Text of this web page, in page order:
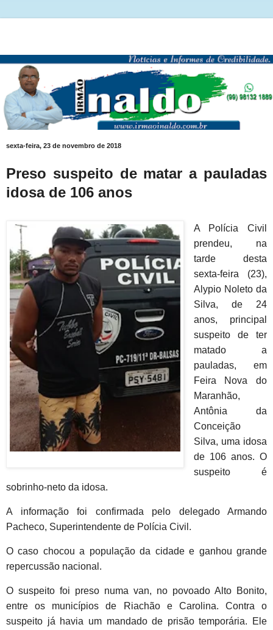
sexta-feira, 23 de novembro de 2018
Preso suspeito de matar a pauladas
idosa de 106 anos
A Polícia Civil
prendeu, na
tarde desta
sexta-feira (23),
Alypio Noleto da
Silva, de 24
anos, principal
suspeito de ter
matado a
pauladas, em
Feira Nova do
Maranhão,
Antônia da
Conceição
Silva, uma idosa
de 106 anos. O
suspeito é
sobrinho-neto da idosa.
A informação foi confirmada pelo delegado Armando
Pacheco, Superintendente de Polícia Civil.
O caso chocou a população da cidade e ganhou grande
repercussão nacional.
O suspeito foi preso numa van, no povoado Alto Bonito,
entre os municípios de Riachão e Carolina. Contra o
suspeito já havia um mandado de prisão temporária. Ele